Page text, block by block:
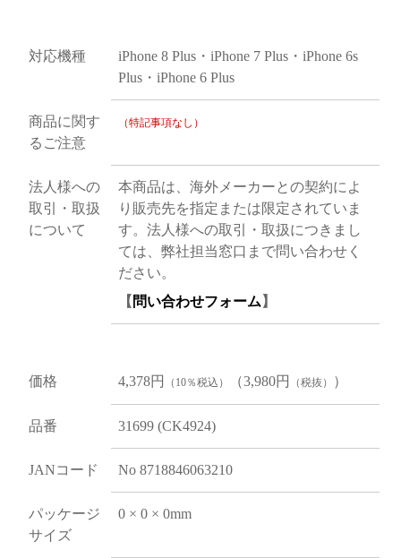
対応機種
iPhone 8 Plus・iPhone 7 Plus・iPhone 6s
Plus・iPhone 6 Plus
商品に関す
るご注意
（特記事項なし）
法人様への
取引・取扱
について
本商品は、海外メーカーとの契約によ
り販売先を指定または限定されていま
す。法人様への取引・取扱につきまし
ては、弊社担当窓口まで問い合わせく
ださい。
【 問い合わせフォーム 】
価格 4,378円 （10％税込） （3,980円 （税抜） ）
品番 31699 (CK4924)
JANコード No 8718846063210
パッケージ
サイズ
0 × 0 × 0mm